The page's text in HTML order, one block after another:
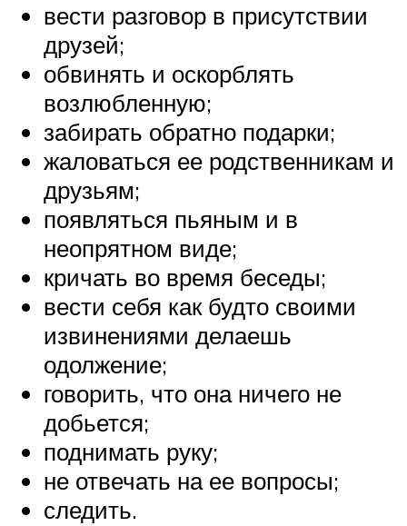
вести разговор в присутствии
друзей;
обвинять и оскорблять
возлюбленную;
забирать обратно подарки;
жаловаться ее родственникам и
друзьям;
появляться пьяным и в
неопрятном виде;
кричать во время беседы;
вести себя как будто своими
извинениями делаешь
одолжение;
говорить, что она ничего не
добьется;
поднимать руку;
не отвечать на ее вопросы;
следить.